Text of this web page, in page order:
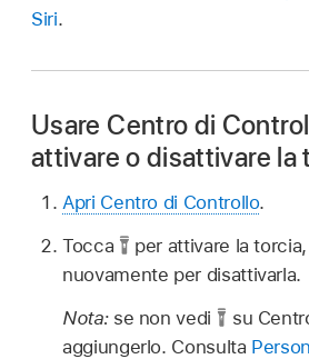
Siri.
Usare Centro di
attivare o disattivare la
Apri Centro di Controllo.
Tocca
per attivare la
nuovamente per disattivarla.
Nota: se non vedi
su
aggiungerlo. Consulta